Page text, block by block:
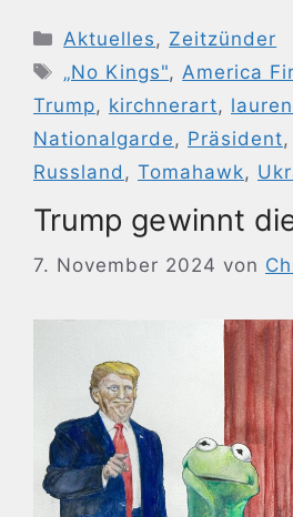
Kategorien
Aktuelles, Zeitzünder
Schlagwörter
„No Kings",America
Trump, kirchnerart,
Nationalgarde, Präsident,
Russland , Tomahawk,
Trump gewinnt
7. November 2024 von